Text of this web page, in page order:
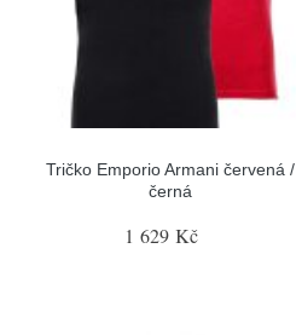
Tričko Emporio Armani červená /
černá
1 629 Kč